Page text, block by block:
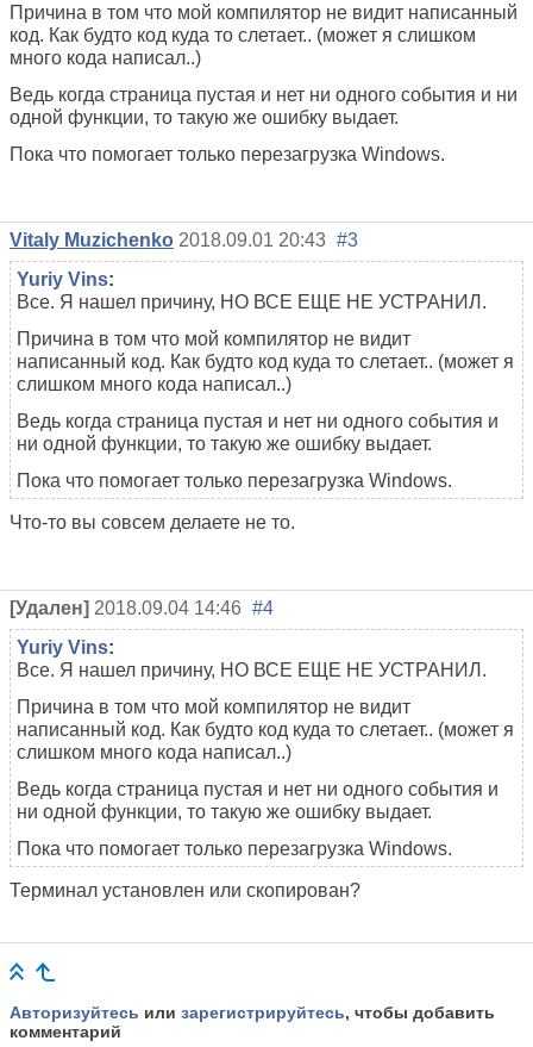
Причина в том что мой компилятор не видит написанный
код. Как будто код куда то слетает.. (может я слишком
много кода написал..)
Ведь когда страница пустая и нет ни одного события и ни
одной функции, то такую же ошибку выдает.
Пока что помогает только перезагрузка Windows.
Vitaly Muzichenko 2018.09.01 20:43 #3
Yuriy Vins:
Все. Я нашел причину, НО ВСЕ ЕЩЕ НЕ УСТРАНИЛ.
Причина в том что мой компилятор не видит
написанный код. Как будто код куда то слетает.. (может я
слишком много кода написал..)
Ведь когда страница пустая и нет ни одного события и
ни одной функции, то такую же ошибку выдает.
Пока что помогает только перезагрузка Windows.
Что-то вы совсем делаете не то.
[Удален] 2018.09.04 14:46 #4
Yuriy Vins:
Все. Я нашел причину, НО ВСЕ ЕЩЕ НЕ УСТРАНИЛ.
Причина в том что мой компилятор не видит
написанный код. Как будто код куда то слетает.. (может я
слишком много кода написал..)
Ведь когда страница пустая и нет ни одного события и
ни одной функции, то такую же ошибку выдает.
Пока что помогает только перезагрузка Windows.
Терминал установлен или скопирован?
Авторизуйтесь или зарегистрируйтесь, чтобы добавить
комментарий